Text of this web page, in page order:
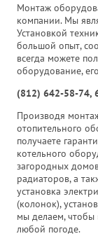
Монтаж
компании. Мы
Установкой
большой опыт,
всегда можете
оборудование,
(812) 642-58-74,
Производя
отопительного
получаете
котельного
загородных
радиаторов, а
установка
(колонок),
мы делаем,
любой погоде.